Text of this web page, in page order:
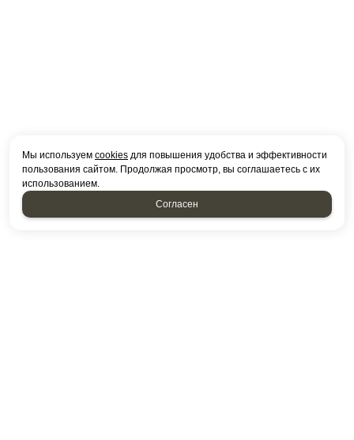
Мы используем cookies для повышения удобства и эффективности
пользования сайтом. Продолжая просмотр, вы соглашаетесь с их
использованием.
Согласен